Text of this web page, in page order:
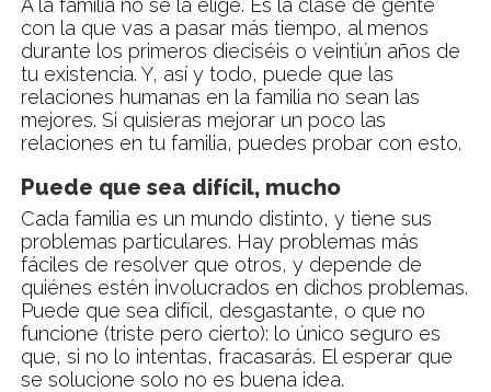
A la familia no se la elige. Es la clase de gente
con la que vas a pasar más tiempo, al menos
durante los primeros dieciséis o veintiún años de
tu existencia. Y, así y todo, puede que las
relaciones humanas en la familia no sean las
mejores. Si quisieras mejorar un poco las
relaciones en tu familia, puedes probar con esto.
Puede que sea difícil, mucho
Cada familia es un mundo distinto, y tiene sus
problemas particulares. Hay problemas más
fáciles de resolver que otros, y depende de
quiénes estén involucrados en dichos problemas.
Puede que sea difícil, desgastante, o que no
funcione (triste pero cierto): lo único seguro es
que, si no lo intentas, fracasarás. El esperar que
se solucione solo no es buena idea.